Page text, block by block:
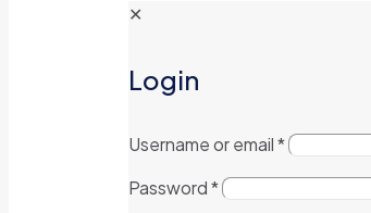
✕
Login
Username or email*
Password*